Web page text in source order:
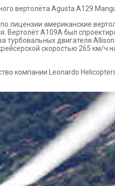
вертолёта Agusta A129
американские
Вертолёт А109А был
двигателя
скоростью 265 км/ч
компании Leonardo